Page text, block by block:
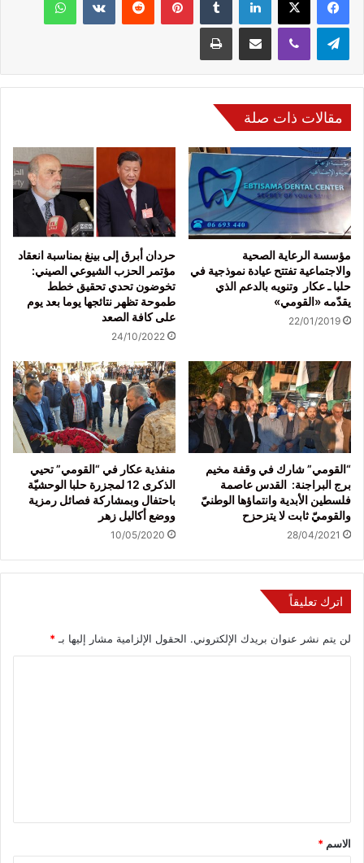
مقالات ذات صلة
مؤسسة الرعاية الصحية
والاجتماعية تفتتح عيادة نموذجية في
حلبا ـ عكار وتنويه بالدعم الذي
يقدّمه «القومي»
22/01/2019
حردان أبرق إلى بينغ بمناسبة انعقاد
مؤتمر الحزب الشيوعي الصيني:
تخوضون تحدي تحقيق خطط
طموحة تظهر نتائجها يوما بعد يوم
على كافة الصعد
24/10/2022
“القومي” شارك في وقفة مخيم
برج البراجنة: القدس عاصمة
فلسطين الأبدية وانتماؤها الوطنيّ
والقوميّ ثابت لا يتزحزح
28/04/2021
منفذية عكار في “القومي” تحيي
الذكرى 12 لمجزرة حلبا الوحشيّة
باحتفال وبمشاركة فصائل رمزية
ووضع أكاليل زهر
10/05/2020
اترك تعليقاً
لن يتم نشر عنوان بريدك الإلكتروني. الحقول الإلزامية مشار إليها بـ *
*
الاسم *